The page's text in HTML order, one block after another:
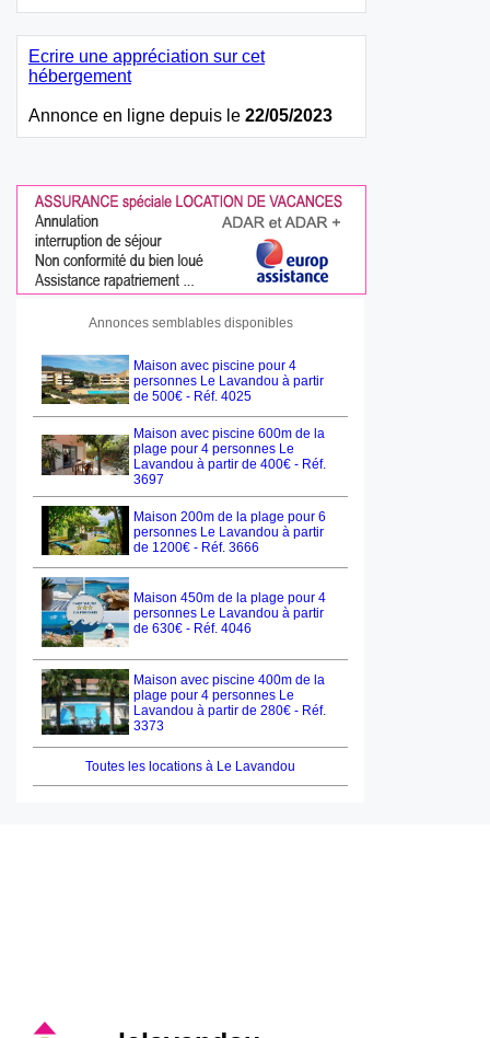
Ecrire une appréciation sur cet
hébergement
Annonce en ligne depuis le 22/05/2023
Annonces semblables disponibles
Maison avec piscine pour 4
personnes Le Lavandou à partir
de 500€ - Réf. 4025
Maison avec piscine 600m de la
plage pour 4 personnes Le
Lavandou à partir de 400€ - Réf.
3697
Maison 200m de la plage pour 6
personnes Le Lavandou à partir
de 1200€ - Réf. 3666
Maison 450m de la plage pour 4
personnes Le Lavandou à partir
de 630€ - Réf. 4046
Maison avec piscine 400m de la
plage pour 4 personnes Le
Lavandou à partir de 280€ - Réf.
3373
Toutes les locations à Le Lavandou